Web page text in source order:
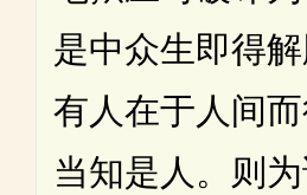
是中众生即得
有人在于人间而
当知是人。则